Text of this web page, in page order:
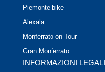
Piemonte bike
Alexala
Monferrato on Tour
Gran Monferrato
INFORMAZIONI LEGALI